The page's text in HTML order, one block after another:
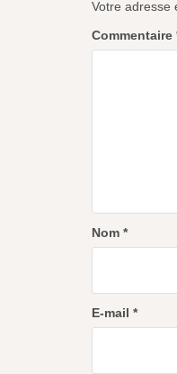
Votre adresse
Commentaire
Nom *
E-mail *